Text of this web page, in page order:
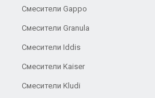
Смесители Gappo
Смесители Granula
Смесители Iddis
Смесители Kaiser
Смесители Kludi